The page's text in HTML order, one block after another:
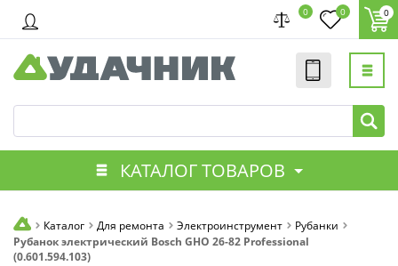
0 0 0
КАТАЛОГ ТОВАРОВ
Каталог Для ремонта Электроинструмент
Рубанки
Рубанок электрический Bosch GHO 26-82 Professional
(0.601.594.103)